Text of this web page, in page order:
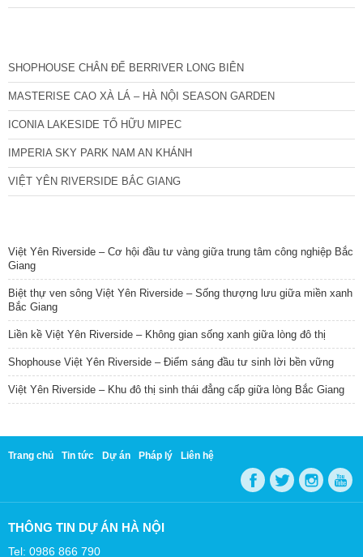
SHOPHOUSE CHÂN ĐẾ BERRIVER LONG BIÊN
MASTERISE CAO XÀ LÁ – HÀ NỘI SEASON GARDEN
ICONIA LAKESIDE TỐ HỮU MIPEC
IMPERIA SKY PARK NAM AN KHÁNH
VIỆT YÊN RIVERSIDE BẮC GIANG
Việt Yên Riverside – Cơ hội đầu tư vàng giữa trung tâm công nghiệp Bắc
Giang
Biệt thự ven sông Việt Yên Riverside – Sống thượng lưu giữa miền xanh
Bắc Giang
Liền kề Việt Yên Riverside – Không gian sống xanh giữa lòng đô thị
Shophouse Việt Yên Riverside – Điểm sáng đầu tư sinh lời bền vững
Việt Yên Riverside – Khu đô thị sinh thái đẳng cấp giữa lòng Bắc Giang
Trang chủ Tin tức Dự án Pháp lý Liên hệ
THÔNG TIN DỰ ÁN HÀ NỘI
Tel: 0986 866 790